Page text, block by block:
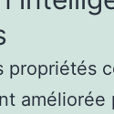
propriétés
améliorée